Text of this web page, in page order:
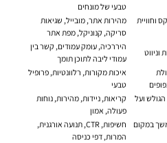
טבעי של מונחים
וחוויית
מהירות אתר, מובייל, שגיאות
סריקה, קנוניקל, מפת אתר
היררכיה, עומק עמודים, קשר בין
עמודי ליבה לתוכן תומך
איכות מקורות, רלוונטיות, פרופיל
טבעי
ועל
קריאות, ניידות, מהירות, נוחות
פעולה, אמון
במקום
חשיפות, CTR, תנועה אורגנית,
המרות, דפי כניסה